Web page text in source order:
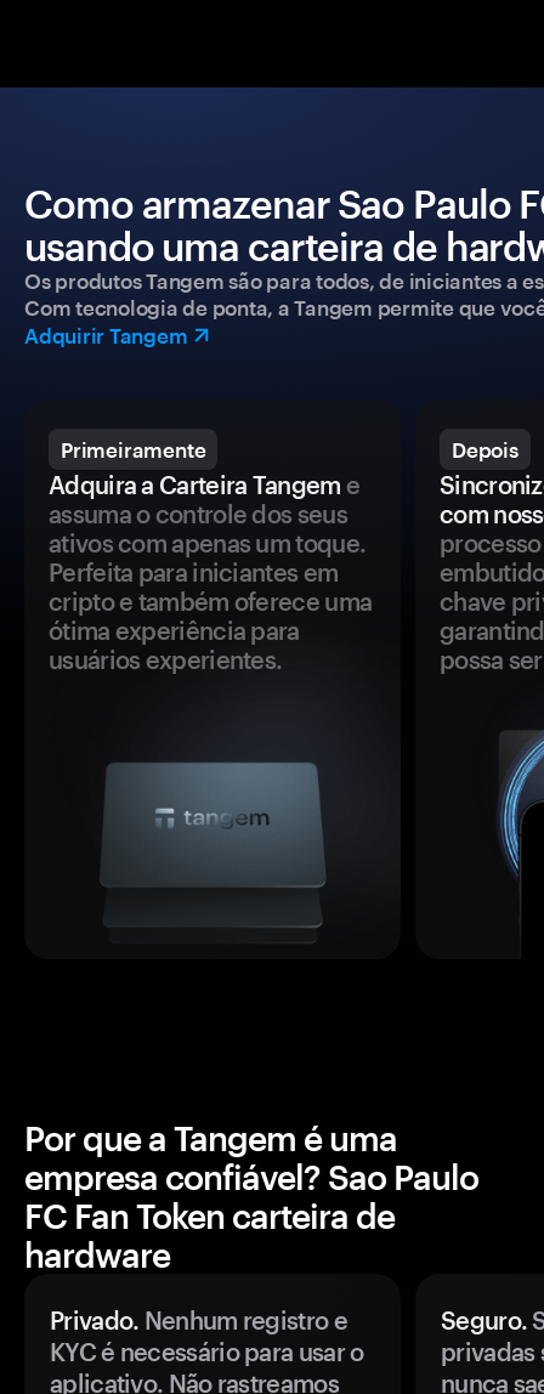
Como armazenar Sao Paulo
usando uma carteira de
Os produtos Tangem são para todos, de iniciantes a
Com tecnologia de ponta, a Tangem permite que
Adquirir Tangem
Primeiramente
Adquira a Carteira Tangem e
assuma o controle dos seus
ativos com apenas um toque.
Perfeita para iniciantes em
cripto e também oferece uma
ótima experiência para
usuários experientes.
Depois
com
chave
possa
Por que a Tangem é uma
empresa confiável? Sao Paulo
FC Fan Token carteira de
hardware
Privado. Nenhum registro e
KYC é necessário para usar o
aplicativo. Não rastreamos
Seguro.
privadas
nunca